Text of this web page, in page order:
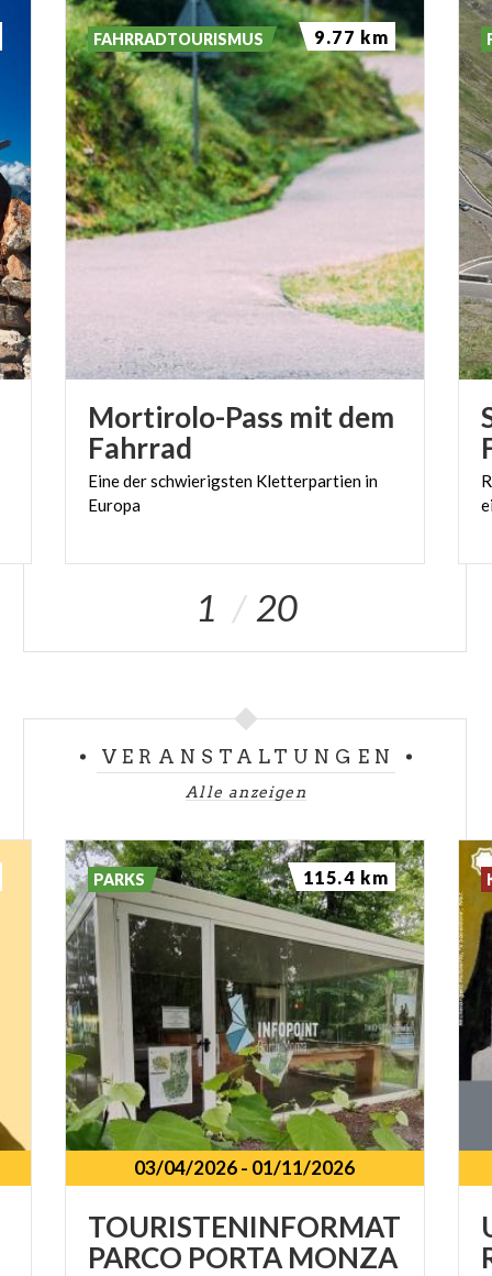
Mortirolo-Pass mit dem
Fahrrad
Einederschwierigsten Kletterpartien in
Europa
FAHRRADTOURISMUS 9.77 km
1 20
VERANSTALTUNGEN
Alle anzeigen
03/04/2026- 01/11/2026
PARCO PORTA MONZA
PARKS 115.4 km